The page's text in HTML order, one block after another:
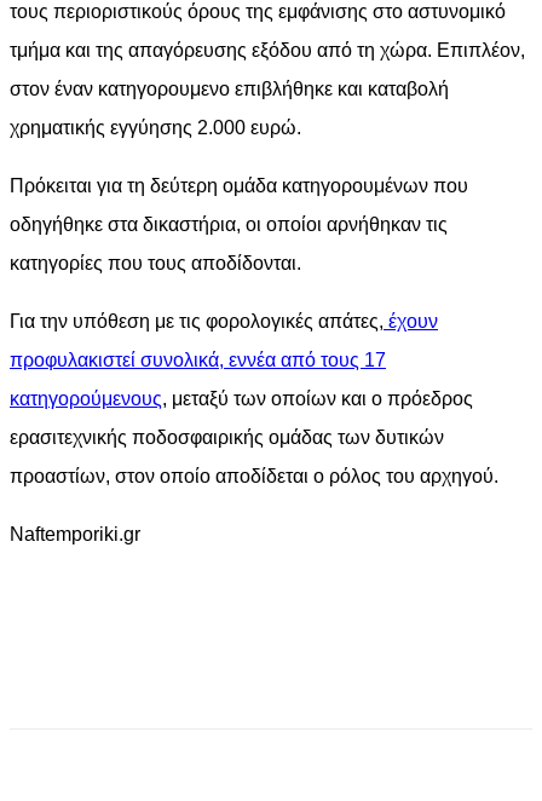
τους περιοριστικούς όρους της εμφάνισης στο αστυνομικό
τμήμα και της απαγόρευσης εξόδου από τη χώρα. Επιπλέον,
στον έναν κατηγορουμενο επιβλήθηκε και καταβολή
χρηματικής εγγύησης 2.000 ευρώ.
Πρόκειται για τη δεύτερη ομάδα κατηγορουμένων που
οδηγήθηκε στα δικαστήρια, οι οποίοι αρνήθηκαν τις
κατηγορίες που τους αποδίδονται.
Για την υπόθεση με τις φορολογικές απάτες, έχουν
προφυλακιστεί συνολικά, εννέα από τους 17
κατηγορούμενους, μεταξύ των οποίων και ο πρόεδρος
ερασιτεχνικής ποδοσφαιρικής ομάδας των δυτικών
προαστίων, στον οποίο αποδίδεται ο ρόλος του αρχηγού.
Naftemporiki.gr